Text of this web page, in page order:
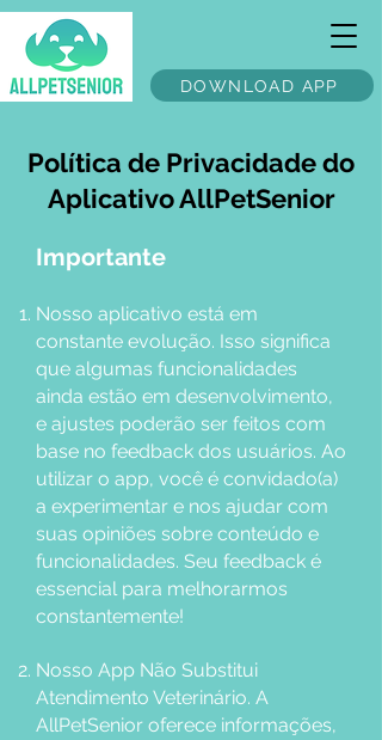
DOWNLOAD APP
Política de Privacidade do
Aplicativo AllPetSenior
Importante
Nosso aplicativo está em
constante evolução. Isso significa
que algumas funcionalidades
ainda estão em desenvolvimento,
e ajustes poderão ser feitos com
base no feedback dos usuários. Ao
utilizar o app, você é convidado(a)
a experimentar e nos ajudar com
suas opiniões sobre conteúdo e
funcionalidades. Seu feedback é
essencial para melhorarmos
constantemente!
Nosso App Não Substitui
Atendimento Veterinário. A
AllPetSenior oferece informações,